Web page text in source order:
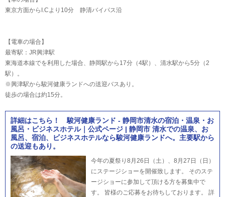
東京方面からI.Cより10分 静清バイパス沿
【電車の場合】
最寄駅：JR興津駅
東海道本線でを利用した場合、静岡駅から17分（4駅）、清水駅から5分（2
駅）。
※興津駅から駿河健康ランドへの送迎バスあり。
徒歩の場合は約15分。
詳細はこちら！ 駿河健康ランド - 静岡市清水の宿泊・温泉・お
風呂・ビジネスホテル｜公式ページ | 静岡市 清水での温泉、お
風呂、宿泊、ビジネスホテルなら駿河健康ランドへ。主要駅から
の送迎もあり。
今年の夏祭り8月26日（土）、8月27日（日）
にステージショーを開催致します。 そのステ
ージショーに参加して頂ける方を募集中で
す。 皆様のご応募をお待ちしております。 詳